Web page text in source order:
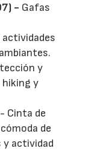
- Gafas
y
y
- Cinta de
de
y actividad